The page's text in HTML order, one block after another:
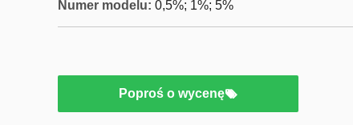
Numer modelu: 0,5%; 1%; 5%
Poproś o wycenę